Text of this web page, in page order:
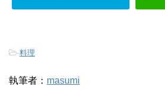
-料理
執筆者： masumi